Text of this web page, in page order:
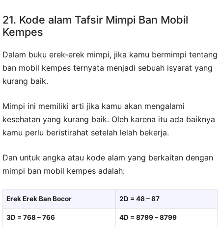
21. Kode alam Tafsir Mimpi Ban Mobil
Kempes
Dalam buku erek-erek mimpi, jika kamu bermimpi tentang
ban mobil kempes ternyata menjadi sebuah isyarat yang
kurang baik.
Mimpi ini memiliki arti jika kamu akan mengalami
kesehatan yang kurang baik. Oleh karena itu ada baiknya
kamu perlu beristirahat setelah lelah bekerja.
Dan untuk angka atau kode alam yang berkaitan dengan
mimpi ban mobil kempes adalah:
Erek Erek Ban Bocor 2D = 48 – 87
3D = 768 – 766 4D = 8799 – 8799